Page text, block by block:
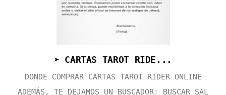
➤ CARTAS TAROT RIDE...
DONDE COMPRAR CARTAS TAROT RIDER ONLINE
ADEMÁS, TE DEJAMOS UN BUSCADOR: BUSCAR SAL